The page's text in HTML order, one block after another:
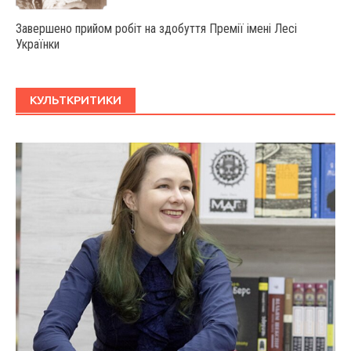
Завершено прийом робіт на здобуття Премії імені Лесі
Українки
КУЛЬТКРИТИКИ